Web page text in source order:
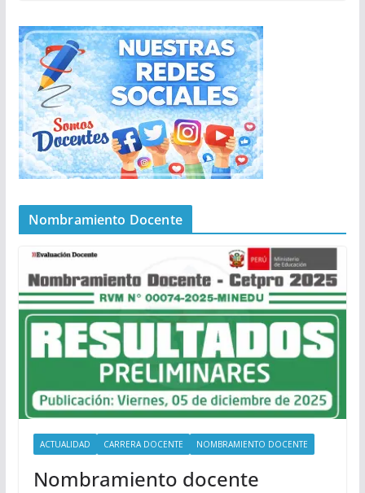
Nombramiento Docente
ACTUALIDAD CARRERA DOCENTE NOMBRAMIENTO DOCENTE
Nombramiento docente